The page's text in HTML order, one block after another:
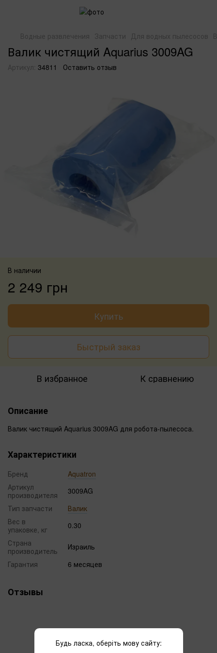
Водные развлечения Запчасти Для водных пылесосов
Валик чистящий Aquarius 3009AG
Артикул: 34811 Оставить отзыв
В наличии
2 249 грн
Купить
Быстрый заказ
В избранное К сравнению
Описание
Валик чистящий Aquarius 3009AG для робота-пылесоса.
Характеристики
Бренд
Aquatron
Артикул
производителя
3009AG
Тип запчасти
Валик
Вес в
упаковке, кг
0.30
Страна
производитель
Израиль
Гарантия
6 месяцев
Отзывы
Будь ласка, оберіть мову сайту: